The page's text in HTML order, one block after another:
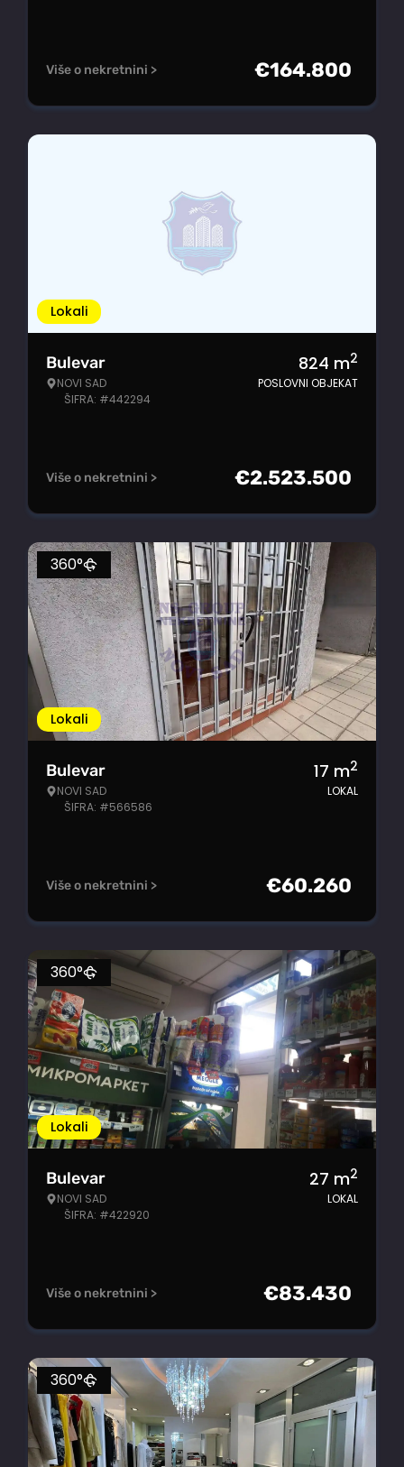
Više o nekretnini > €164.800
Lokali
Bulevar
NOVI SAD
ŠIFRA: #442294
824 m2
POSLOVNI OBJEKAT
Više o nekretnini > €2.523.500
Lokali
360°
Bulevar
NOVI SAD
ŠIFRA: #566586
17 m2
LOKAL
Više o nekretnini > €60.260
Lokali
360°
Bulevar
NOVI SAD
ŠIFRA: #422920
27 m2
LOKAL
Više o nekretnini > €83.430
360°